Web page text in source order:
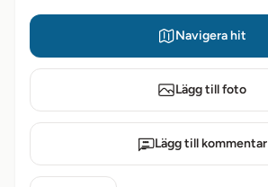
Navigera hit
Lägg till foto
Lägg till kommentar